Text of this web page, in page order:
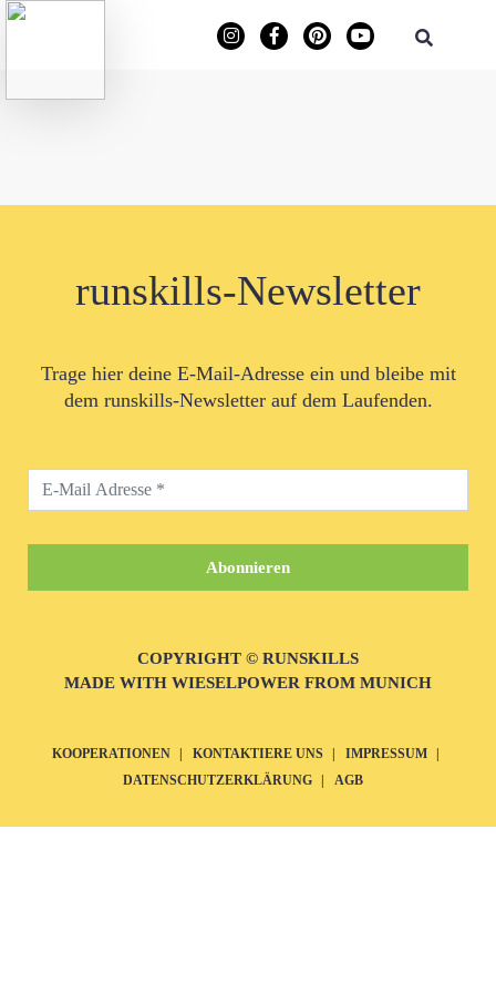
runskills-Newsletter
Trage hier deine E-Mail-Adresse ein und bleibe mit
dem runskills-Newsletter auf dem Laufenden.
COPYRIGHT © RUNSKILLS
MADE WITH WIESELPOWER FROM MUNICH
KOOPERATIONEN KONTAKTIERE UNS
IMPRESSUM
DATENSCHUTZERKLÄRUNG
AGB